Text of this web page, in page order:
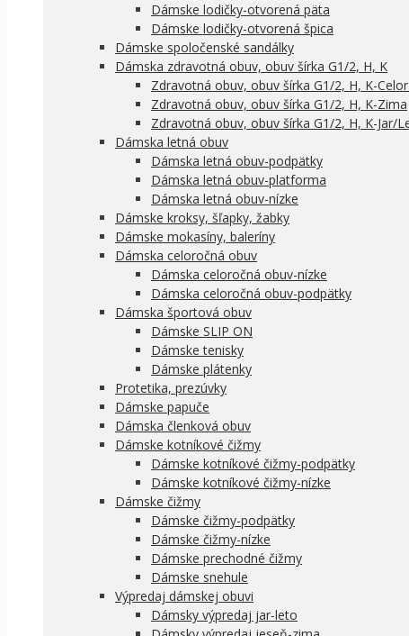
Dámske lodičky-otvorená päta
Dámske lodičky-otvorená špica
Dámske spoločenské sandálky
Dámska zdravotná obuv, obuv šírka G1/2, H, K
Zdravotná obuv, obuv šírka G1/2, H, K-
Zdravotná obuv, obuv šírka G1/2, H, K-Zima
Zdravotná obuv, obuv šírka G1/2, H, K-Jar/
Dámska letná obuv
Dámska letná obuv-podpätky
Dámska letná obuv-platforma
Dámska letná obuv-nízke
Dámske kroksy, šľapky, žabky
Dámske mokasíny, baleríny
Dámska celoročná obuv
Dámska celoročná obuv-nízke
Dámska celoročná obuv-podpätky
Dámska športová obuv
Dámske SLIP ON
Dámske tenisky
Dámske plátenky
Protetika, prezúvky
Dámske papuče
Dámska členková obuv
Dámske kotníkové čižmy
Dámske kotníkové čižmy-podpätky
Dámske kotníkové čižmy-nízke
Dámske čižmy
Dámske čižmy-podpätky
Dámske čižmy-nízke
Dámske prechodné čižmy
Dámske snehule
Výpredaj dámskej obuvi
Dámsky výpredaj jar-leto